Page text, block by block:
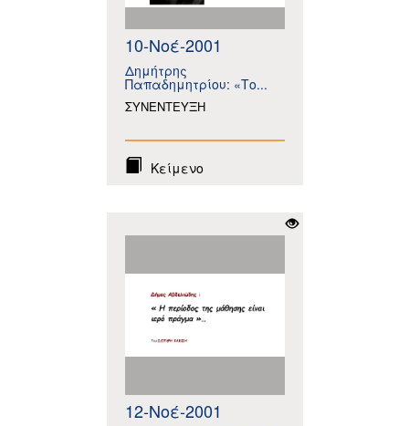
10-Νοέ-2001
Δημήτρης
Παπαδημητρίου: «Το...
ΣΥΝΕΝΤΕΥΞΗ
Κείμενο
12-Νοέ-2001